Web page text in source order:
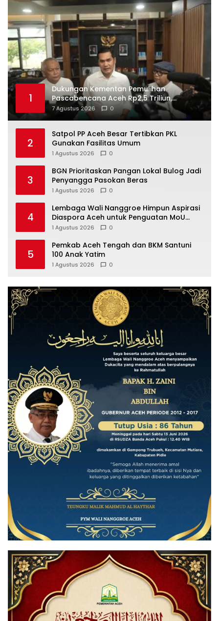
1
Dukungan Kementan Pemulihan
Pascabencana Aceh Rp2,5 Triliun,
Pemprov Kelola Rp9,7 Miliar
7 Agustus 2026 0
2
Satpol PP Aceh Besar Tertibkan PKL
Gunakan Fasilitas Umum
1 Agustus 2026 0
3
BGN Prioritaskan Pangan Lokal Bulog Jadi
Penyangga Pasokan Beras
1 Agustus 2026 0
4
Lembaga Wali Nanggroe Himpun Aspirasi
Diaspora Aceh untuk Penguatan MoU
Helsinki dan UU 11/2006, Ini Hasilnya
1 Agustus 2026 0
5
Pemkab Aceh Tengah dan BKM Santuni
100 Anak Yatim
1 Agustus 2026 0